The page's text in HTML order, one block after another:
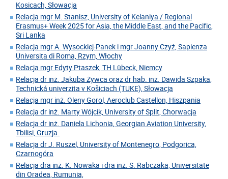
Kosicach, Słowacja
Relacja mgr M. Stanisz, University of Kelaniya / Regional
Erasmus+ Week 2025 for Asia, the Middle East, and the Pacific,
Sri Lanka
Relacja mgr A. Wysockiej-Panek i mgr Joanny Czyż, Sapienza
Universita di Roma, Rzym, Włochy
Relacja mgr Edyty Ptaszek, TH Lübeck, Niemcy
Relacja dr inż. Jakuba Żywca oraz dr hab. inż. Dawida Szpaka,
Technická univerzita v Košiciach (TUKE), Słowacja
Relacja mgr inż. Oleny Gorol, Aeroclub Castellon, Hiszpania
Relacja dr inż. Marty Wójcik, University of Split, Chorwacja
Relacja dr inż. Daniela Lichonia, Georgian Aviation University,
Tbilisi, Gruzja.
Relacja dr J. Ruszel, University of Montenegro, Podgorica,
Czarnogóra
Relacja dra inż. K. Nowaka i dra inż. S. Rabczaka, Universitate
din Oradea, Rumunia,